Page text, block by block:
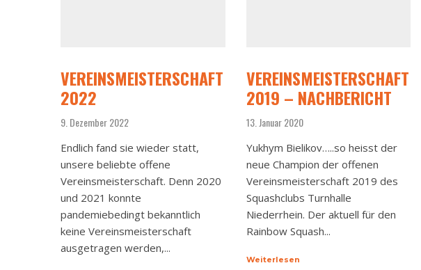
VEREINSMEISTERSCHAFT
2022
9. Dezember 2022
Endlich fand sie wieder statt,
unsere beliebte offene
Vereinsmeisterschaft. Denn 2020
und 2021 konnte
pandemiebedingt bekanntlich
keine Vereinsmeisterschaft
ausgetragen werden,...
VEREINSMEISTERSCHAFT
2019 – NACHBERICHT
13. Januar 2020
Yukhym Bielikov…..so heisst der
neue Champion der offenen
Vereinsmeisterschaft 2019 des
Squashclubs Turnhalle
Niederrhein. Der aktuell für den
Rainbow Squash...
Weiterlesen